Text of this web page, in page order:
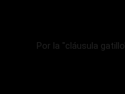
Por la "cláusula